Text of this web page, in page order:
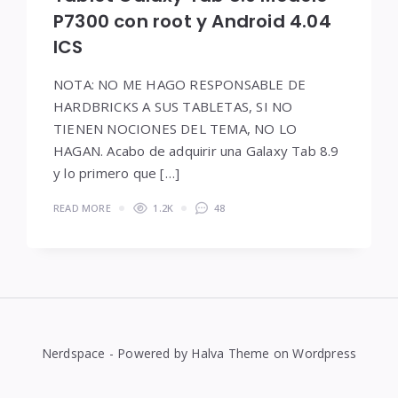
P7300 con root y Android 4.04
ICS
NOTA: NO ME HAGO RESPONSABLE DE
HARDBRICKS A SUS TABLETAS, SI NO
TIENEN NOCIONES DEL TEMA, NO LO
HAGAN. Acabo de adquirir una Galaxy Tab 8.9
y lo primero que […]
READ MORE 1.2K 48
Nerdspace - Powered by Halva Theme on Wordpress